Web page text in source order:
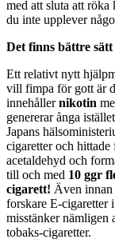
med att sluta att
du inte upplever
Det finns bättre
Ett relativt nytt
vill fimpa för gott är
innehållernikotin
genererar ånga
Japans
cigaretter och hittade
acetaldehyd och
till och med 10 ggr
cigarett! Även innan
forskare E-cigaretter
misstänker nämligen
tobaks-cigaretter.